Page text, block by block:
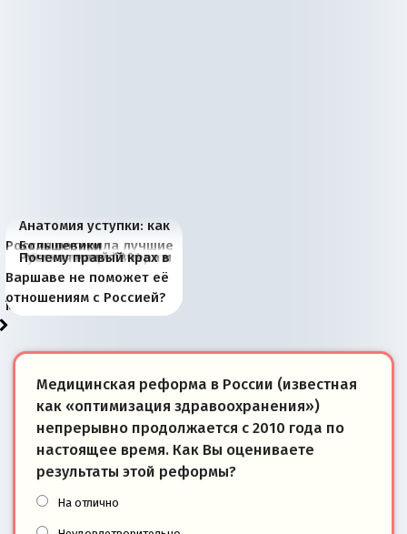
Анатомия уступки: как
Россия потеряла лучшие
рыбопромысловые
районы Баренцева
моря
Большевики
отличаются от «Яблока»
тем, что они -
победители
Киевская марионетка
Запада рассказала о
«переобувании» хозяев
В России назрели
перемены: 15 шагов к
суверенной экономике
Миграционный пожар
Европы
Россия начинает
сбрасывать балласт
Анкориджа
Россия зимой 1904
года: первые уступки во
внутренней политике
Русская нация вчера и
сегодня
Почему правый крах в
Варшаве не поможет её
отношениям с Россией?
Медицинская реформа в России (известная
как «оптимизация здравоохранения»)
непрерывно продолжается с 2010 года по
настоящее время. Как Вы оцениваете
результаты этой реформы?
На отлично